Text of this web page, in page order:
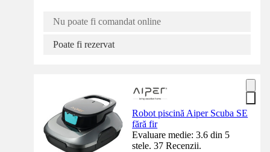
Nu poate fi comandat online
Poate fi rezervat
Robot piscină Aiper Scuba SE
fără fir
Evaluare medie: 3.6 din 5
stele. 37 Recenzii.